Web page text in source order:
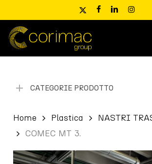
main
content
x-
facebooklinkedininstagram
Ricerca
prodotti
CATEGORIE PRODOTTO
Home Plastica
NASTRI
COMEC MT 3.